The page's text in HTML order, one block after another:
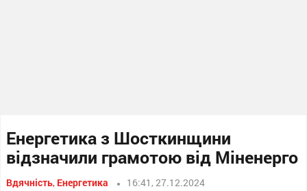
Енергетика з Шосткинщини
відзначили грамотою від Міненерго
Вдячність, Енергетика 16:41, 27.12.2024